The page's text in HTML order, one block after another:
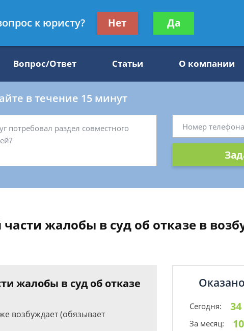
Получите консультацию
бесплатно
Вопрос/Ответ Статьи О компании
в течение 15 минут
жалобы в суд об отказе в
жалобы в суд об отказе
возбуждает (обязывает
Сегодня: 34
За месяц:
к юристу? Нет Да